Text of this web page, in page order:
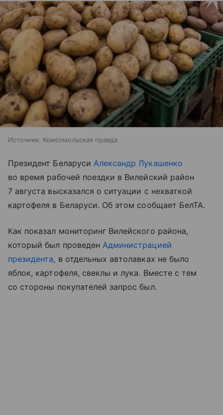
Источник: Комсомольская правда
Президент Беларуси Александр Лукашенко
во время рабочей поездки в Вилейский район
7 августа высказался о ситуации с нехваткой
картофеля в Беларуси. Об этом сообщает БелТА.
Как показал мониторинг Вилейского района,
который был проведенАдминистрацией
президента, в отдельных автолавках не было
яблок, картофеля, свеклы и лука. Вместе с тем
со стороны покупателей запрос был.